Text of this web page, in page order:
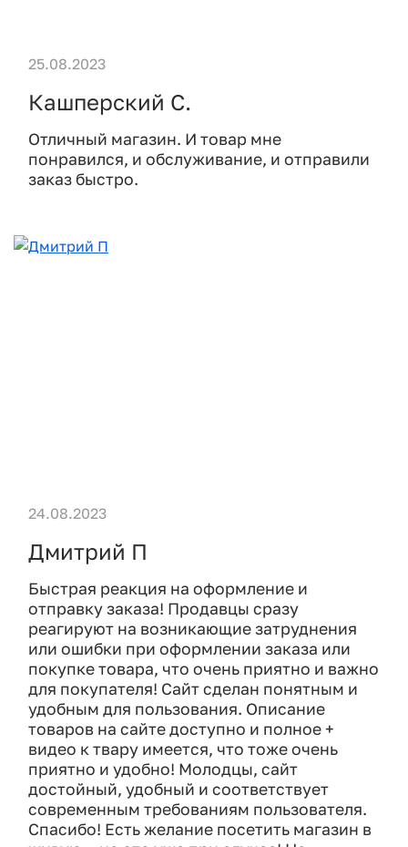
Кашперский С.
Отличный магазин. И товар мне
понравился, и обслуживание, и отправили
заказ быстро.
25.08.2023
Дмитрий П
Быстрая реакция на оформление и
отправку заказа! Продавцы сразу
реагируют на возникающие затруднения
или ошибки при оформлении заказа или
покупке товара, что очень приятно и важно
для покупателя! Сайт сделан понятным и
удобным для пользования. Описание
товаров на сайте доступно и полное +
видео к твару имеется, что тоже очень
приятно и удобно! Молодцы, сайт
достойный, удобный и соответствует
современным требованиям пользователя.
Спасибо! Есть желание посетить магазин в
24.08.2023